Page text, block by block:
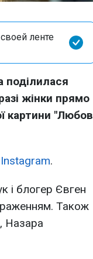
ленте
поділилася
жінки прямо
картини "Любов
Instagram.
і блогер Євген
Також
Назара